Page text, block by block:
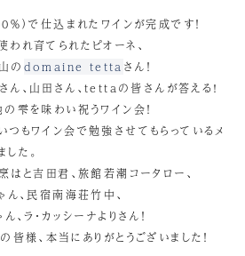
）で仕込まれたワインが完成です！
れ育てられたピオーネ、
の domaine tetta さん！
ん、山田さん、tettaの皆さんが答える!
雫を味わい祝うワイン会！
もワイン会で勉強させてもらっているメ
た。
はと吉田君、旅館若潮コータロー、
ん、民宿南海荘竹中、
、ラ・カッシーナよりさん！
皆様、本当にありがとうございました！